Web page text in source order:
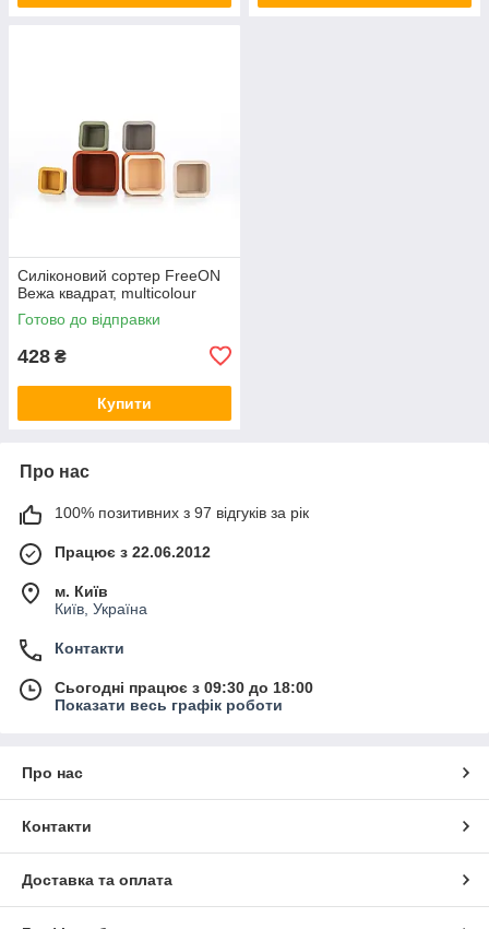
Силіконовий сортер FreeON
Вежа квадрат, multicolour
Готово до відправки
428 ₴
Купити
Про нас
100% позитивних з 97 відгуків за рік
Працює з 22.06.2012
м. Київ
Київ, Україна
Контакти
Сьогодні працює з 09:30 до 18:00
Показати весь графік роботи
Про нас
Контакти
Доставка та оплата